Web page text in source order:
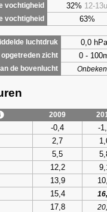
vochtigheid 32% 12-13u
vochtigheid 63%
luchtdruk 0,0 hPa
opgetreden zicht 0 -
de bovenlucht
2009
-0,4 -
2,7
5,5
12,2
13,9
15,4
17,8